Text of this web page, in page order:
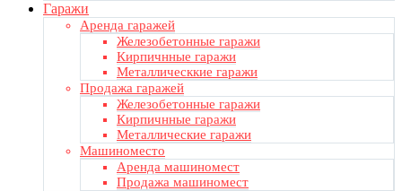
Гаражи
Аренда гаражей
Железобетонные гаражи
Кирпичнные гаражи
Металлическкие гаражи
Продажа гаражей
Железобетонные гаражи
Кирпичнные гаражи
Металлические гаражи
Машиноместо
Аренда машиномест
Продажа машиномест